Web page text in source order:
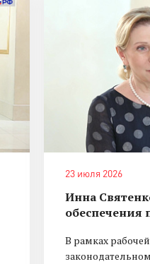
23 июля 2026
Инна
обеспечения
В рамках